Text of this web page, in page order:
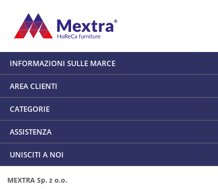
INFORMAZIONI SULLE MARCE
AREA CLIENTI
CATEGORIE
ASSISTENZA
UNISCITI A NOI
MEXTRA Sp. z o.o.